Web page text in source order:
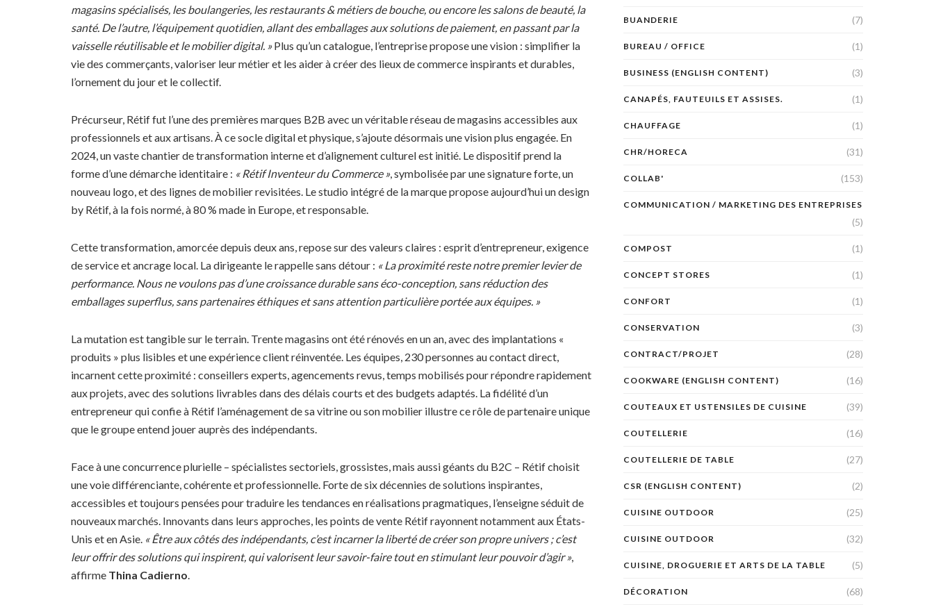
magasins spécialisés, les boulangeries, les restaurants & métiers de bouche, ou encore les salons de beauté, la
santé. De l’autre, l’équipement quotidien, allant des emballages aux solutions de paiement, en passant par la
vaisselle réutilisable et le mobilier digital. »Plus qu’un catalogue, l’entreprise propose une vision : simplifier la
vie des commerçants, valoriser leur métier et les aider à créer des lieux de commerce inspirants et durables,
l’ornement du jour et le collectif.
Précurseur, Rétif fut l’une des premières marques B2B avec un véritable réseau de magasins accessibles aux
professionnels et aux artisans. À ce socle digital et physique, s’ajoute désormais une vision plus engagée. En
2024, un vaste chantier de transformation interne et d’alignement culturel est initié. Le dispositif prend la
forme d’une démarche identitaire : « Rétif Inventeur du Commerce », symbolisée par une signature forte, un
nouveau logo, et des lignes de mobilier revisitées. Le studio intégré de la marque propose aujourd’hui un design
by Rétif, à la fois normé, à 80 % made in Europe, et responsable.
Cette transformation, amorcée depuis deux ans, repose sur des valeurs claires : esprit d’entrepreneur, exigence
de service et ancrage local. La dirigeante le rappelle sans détour : « La proximité reste notre premier levier de
performance. Nous ne voulons pas d’une croissance durable sans éco-conception, sans réduction des
emballages superflus, sans partenaires éthiques et sans attention particulière portée aux équipes. »
La mutation est tangible sur le terrain. Trente magasins ont été rénovés en un an, avec des implantations «
produits » plus lisibles et une expérience client réinventée. Les équipes, 230 personnes au contact direct,
incarnent cette proximité : conseillers experts, agencements revus, temps mobilisés pour répondre rapidement
aux projets, avec des solutions livrables dans des délais courts et des budgets adaptés. La fidélité d’un
entrepreneur qui confie à Rétif l’aménagement de sa vitrine ou son mobilier illustre ce rôle de partenaire unique
que le groupe entend jouer auprès des indépendants.
Face à une concurrence plurielle – spécialistes sectoriels, grossistes, mais aussi géants du B2C – Rétif choisit
une voie différenciante, cohérente et professionnelle. Forte de six décennies de solutions inspirantes,
accessibles et toujours pensées pour traduire les tendances en réalisations pragmatiques, l’enseigne séduit de
nouveaux marchés. Innovants dans leurs approches, les points de vente Rétif rayonnent notamment aux États-
Unis et en Asie. « Être aux côtés des indépendants, c’est incarner la liberté de créer son propre univers ; c’est
leur offrir des solutions qui inspirent, qui valorisent leur savoir-faire tout en stimulant leur pouvoir d’agir »,
affirme Thina Cadierno.
BUANDERIE (7)
BUREAU / OFFICE (1)
BUSINESS (ENGLISH CONTENT) (3)
CANAPÉS, FAUTEUILS ET ASSISES. (1)
CHAUFFAGE (1)
CHR/HORECA (31)
COLLAB' (153)
COMMUNICATION / MARKETING DES ENTREPRISES
(5)
COMPOST (1)
CONCEPT STORES (1)
CONFORT (1)
CONSERVATION (3)
CONTRACT/PROJET (28)
COOKWARE (ENGLISH CONTENT) (16)
COUTEAUX ET USTENSILES DE CUISINE (39)
COUTELLERIE (16)
COUTELLERIE DE TABLE (27)
CSR (ENGLISH CONTENT) (2)
CUISINE OUTDOOR (25)
CUISINE OUTDOOR (32)
CUISINE, DROGUERIE ET ARTS DE LA TABLE (5)
DÉCORATION (68)